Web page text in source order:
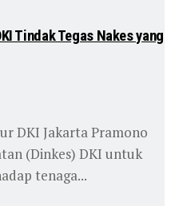
Tindak Tegas Nakes yang
DKI Jakarta Pramono
(Dinkes) DKI untuk
tenaga...